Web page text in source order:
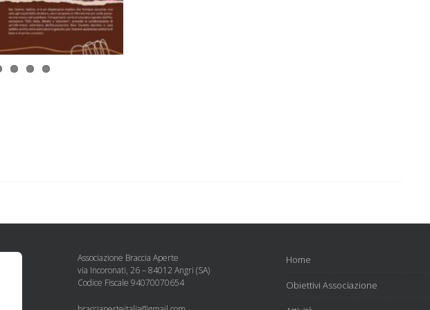
Associazione Braccia Aperte
via Incoronati, 26 – 84012 Angri (SA)
Codice Fiscale 94070070654
Home
Obiettivi Associazione